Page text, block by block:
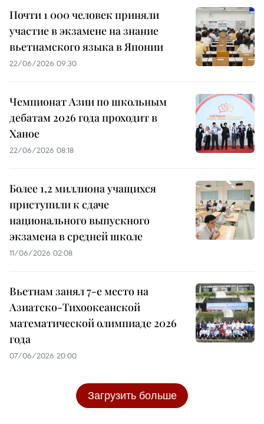
Почти 1 000 человек приняли
участие в экзамене на знание
вьетнамского языка в Японии
22/06/2026 09:30
Чемпионат Азии по школьным
дебатам 2026 года проходит в
Ханое
22/06/2026 08:18
Более 1,2 миллиона учащихся
приступили к сдаче
национального выпускного
экзамена в средней школе
11/06/2026 02:08
Вьетнам занял 7-е место на
Азиатско-Тихоокеанской
математической олимпиаде 2026
года
07/06/2026 20:00
Загрузить больше